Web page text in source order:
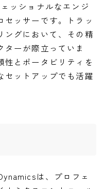
ッショナルなエンジ
セッサーです。トラッ
ングにおいて、その精
ーが際立っていま
性とポータビリティを
セットアップでも活躍
は、プロフェ